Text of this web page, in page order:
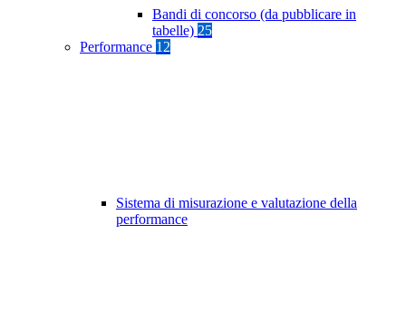
Bandi di concorso (da pubblicare in
tabelle) 25
Performance 12
Sistema di misurazione e valutazione della
performance